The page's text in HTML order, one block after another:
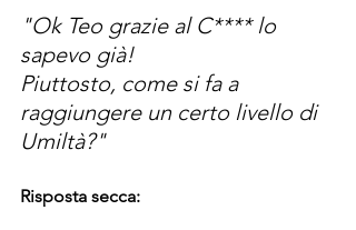
"Ok Teo grazie al C**** lo
sapevo già!
Piuttosto, come si fa a
raggiungere un certo livello di
Umiltà?"
Risposta secca: